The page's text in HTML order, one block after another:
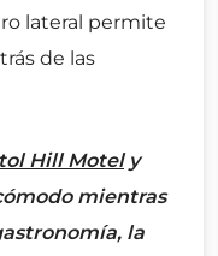
lateral permite
de las
Hill Motely
mientras
la